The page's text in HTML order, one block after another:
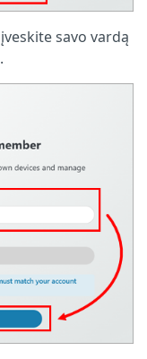
įveskite savo vardą
.